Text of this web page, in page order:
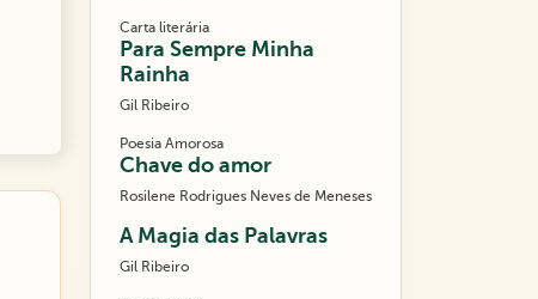
Carta literária
Para Sempre Minha
Rainha
Gil Ribeiro
Poesia Amorosa
Chave do amor
Rosilene Rodrigues Neves de Meneses
A Magia das Palavras
Gil Ribeiro